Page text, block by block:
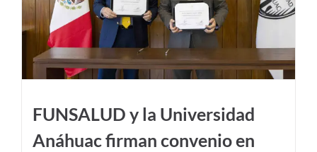
FUNSALUD y la Universidad
Anáhuac firman convenio en